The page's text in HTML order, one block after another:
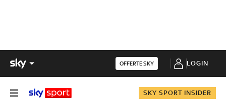
OFFERTE SKY LOGIN
SKY SPORT INSIDER